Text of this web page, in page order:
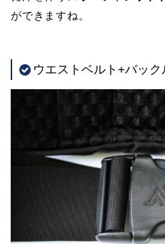
ができますね。
ウエストベルト+バック